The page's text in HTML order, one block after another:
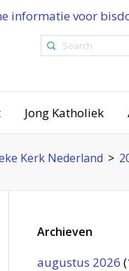
informatie voor
Jong Katholiek
Kerk Nederland >
Archieven
augustus 2026